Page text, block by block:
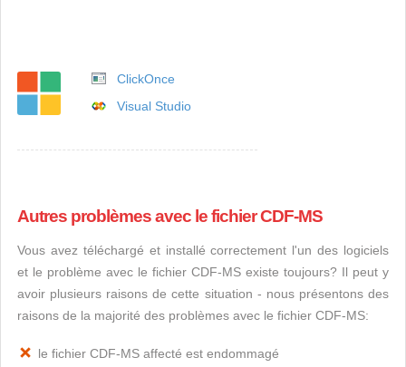
ClickOnce
Visual Studio
Autres problèmes avec le fichier CDF-MS
Vous avez téléchargé et installé correctement l'un des logiciels
et le problème avec le fichier CDF-MS existe toujours? Il peut y
avoir plusieurs raisons de cette situation - nous présentons des
raisons de la majorité des problèmes avec le fichier CDF-MS:
le fichier CDF-MS affecté est endommagé